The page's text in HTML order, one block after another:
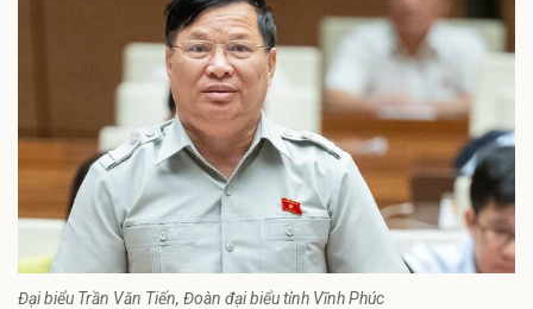
Đại biểu Trần Văn Tiến, Đoàn đại biểu tỉnh Vĩnh Phúc